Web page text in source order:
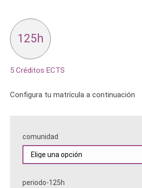
125h
5 Créditos ECTS
Configura tu matrícula a continuación
comunidad
periodo-125h